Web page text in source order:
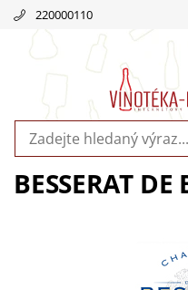
220000110
BESSERAT DE